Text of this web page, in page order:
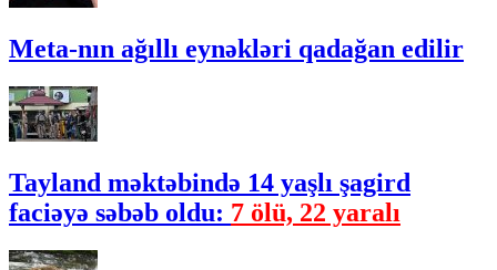
Meta-nın ağıllı eynəkləri qadağan edilir
Tayland məktəbində 14 yaşlı şagird
faciəyə səbəb oldu: 7 ölü, 22 yaralı